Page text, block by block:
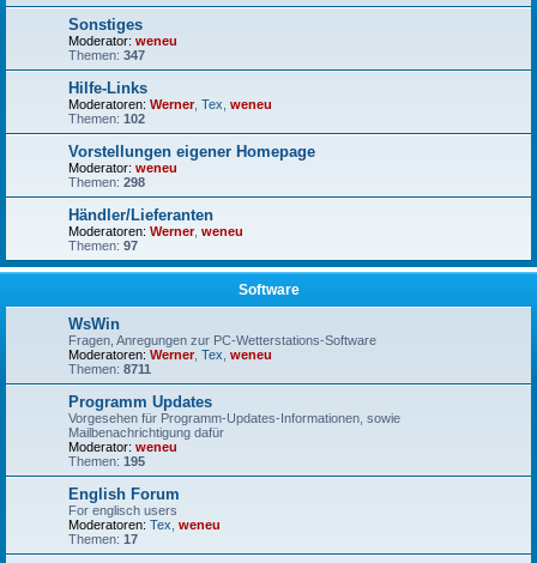
Sonstiges
Moderator: weneu
Themen: 347
Hilfe-Links
Moderatoren: Werner, Tex weneu
Themen: 102
Vorstellungen eigener Homepage
Moderator: weneu
Themen: 298
Händler/Lieferanten
Moderatoren: Werner, weneu
Themen: 97
Software
WsWin
Fragen, Anregungen zur PC-Wetterstations-Software
Moderatoren: Werner, Tex weneu
Themen: 8711
Programm Updates
Vorgesehen für Programm-Updates-Informationen, sowie
Mailbenachrichtigung dafür
Moderator: weneu
Themen: 195
English Forum
For englisch users
Moderatoren: Tex weneu
Themen: 17